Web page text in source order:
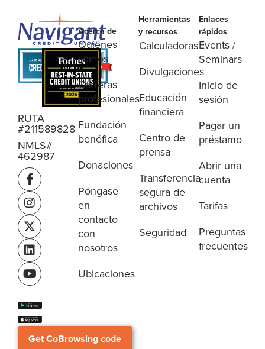
RUTA
#211589828
NMLS#
462987
Get CoBrowsing code
Acerca de
Quiénes
somos
Carreras
profesionales
Fundación
benéfica
Donaciones
Póngase
en
contacto
con
nosotros
Ubicaciones
Herramientas
y recursos
Calculadoras
Divulgaciones
Educación
financiera
Centro de
prensa
Transferencia
segura de
archivos
Seguridad
Enlaces
rápidos
Events /
Seminars
Inicio de
sesión
Pagar un
préstamo
Abrir una
cuenta
Tarifas
Preguntas
frecuentes